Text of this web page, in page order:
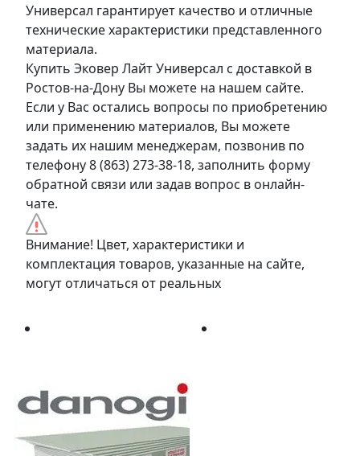
Универсал гарантирует качество и отличные
технические характеристики представленного
материала.
Купить Эковер Лайт Универсал с доставкой в
Ростов-на-Дону Вы можете на нашем сайте.
Если у Вас остались вопросы по приобретению
или применению материалов, Вы можете
задать их нашим менеджерам, позвонив по
телефону 8 (863) 273-38-18, заполнить форму
обратной связи или задав вопрос в онлайн-
чате.
Внимание! Цвет, характеристики и
комплектация товаров, указанные на сайте,
могут отличаться от реальных